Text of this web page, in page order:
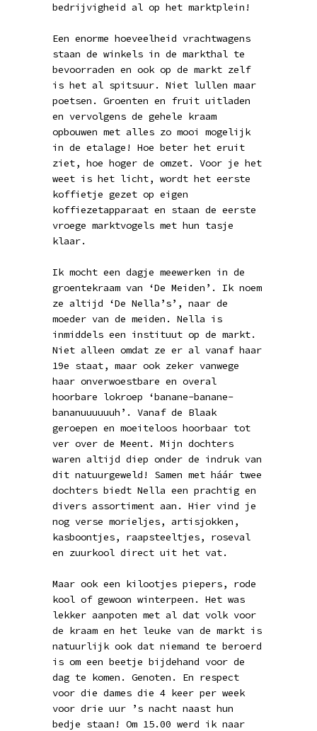
bedrijvigheid al op het marktplein!
Een enorme hoeveelheid vrachtwagens
staan de winkels in de markthal te
bevoorraden en ook op de markt zelf
is het al spitsuur. Niet lullen maar
poetsen. Groenten en fruit uitladen
en vervolgens de gehele kraam
opbouwen met alles zo mooi mogelijk
in de etalage! Hoe beter het eruit
ziet, hoe hoger de omzet. Voor je het
weet is het licht, wordt het eerste
koffietje gezet op eigen
koffiezetapparaat en staan de eerste
vroege marktvogels met hun tasje
klaar.
Ik mocht een dagje meewerken in de
groentekraam van ‘De Meiden’. Ik noem
ze altijd ‘De Nella’s’, naar de
moeder van de meiden. Nella is
inmiddels een instituut op de markt.
Niet alleen omdat ze er al vanaf haar
19e staat, maar ook zeker vanwege
haar onverwoestbare en overal
hoorbare lokroep ‘banane-banane-
bananuuuuuuh’. Vanaf de Blaak
geroepen en moeiteloos hoorbaar tot
ver over de Meent. Mijn dochters
waren altijd diep onder de indruk van
dit natuurgeweld! Samen met háár twee
dochters biedt Nella een prachtig en
divers assortiment aan. Hier vind je
nog verse morieljes, artisjokken,
kasboontjes, raapsteeltjes, roseval
en zuurkool direct uit het vat.
Maar ook een kilootjes piepers, rode
kool of gewoon winterpeen. Het was
lekker aanpoten met al dat volk voor
de kraam en het leuke van de markt is
natuurlijk ook dat niemand te beroerd
is om een beetje bijdehand voor de
dag te komen. Genoten. En respect
voor die dames die 4 keer per week
voor drie uur ’s nacht naast hun
bedje staan! Om 15.00 werd ik naar